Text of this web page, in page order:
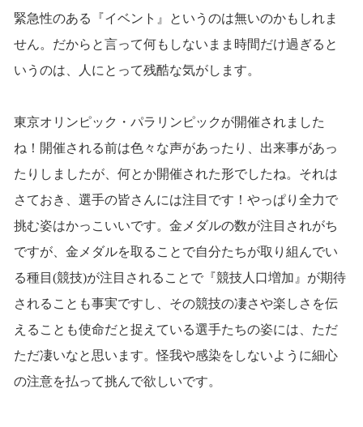
緊急性のある『イベント』というのは無いのかもしれま
せん。だからと言って何もしないまま時間だけ過ぎると
いうのは、人にとって残酷な気がします。
東京オリンピック・パラリンピックが開催されました
ね！開催される前は色々な声があったり、出来事があっ
たりしましたが、何とか開催された形でしたね。それは
さておき、選手の皆さんには注目です！やっぱり全力で
挑む姿はかっこいいです。金メダルの数が注目されがち
ですが、金メダルを取ることで自分たちが取り組んでい
る種目(競技)が注目されることで『競技人口増加』が期待
されることも事実ですし、その競技の凄さや楽しさを伝
えることも使命だと捉えている選手たちの姿には、ただ
ただ凄いなと思います。怪我や感染をしないように細心
の注意を払って挑んで欲しいです。